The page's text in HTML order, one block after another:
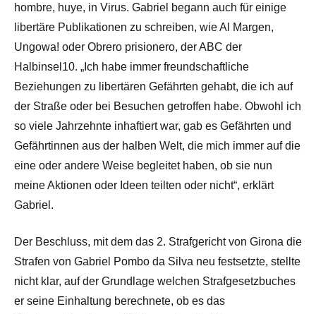
hombre, huye, in Virus. Gabriel begann auch für einige
libertäre Publikationen zu schreiben, wie Al Margen,
Ungowa! oder Obrero prisionero, der ABC der
Halbinsel10. „Ich habe immer freundschaftliche
Beziehungen zu libertären Gefährten gehabt, die ich auf
der Straße oder bei Besuchen getroffen habe. Obwohl ich
so viele Jahrzehnte inhaftiert war, gab es Gefährten und
Gefährtinnen aus der halben Welt, die mich immer auf die
eine oder andere Weise begleitet haben, ob sie nun
meine Aktionen oder Ideen teilten oder nicht“, erklärt
Gabriel.
Der Beschluss, mit dem das 2. Strafgericht von Girona die
Strafen von Gabriel Pombo da Silva neu festsetzte, stellte
nicht klar, auf der Grundlage welchen Strafgesetzbuches
er seine Einhaltung berechnete, ob es das